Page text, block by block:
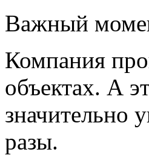
Важный
Компания
объектах. А
значительно
разы.